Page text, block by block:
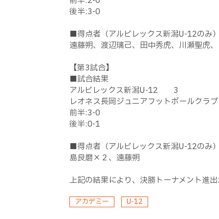
後半:3-0
■得点者（アルビレックス新潟U-12のみ）
遠藤朔、渡辺璃己、田中秀虎、川瀬聖虎
【第3試合】
■試合結果
アルビレックス新潟U-12 3
レオネス長岡ジュニアフットボールク
前半:3-0
後半:0-1
■得点者（アルビレックス新潟U-12のみ）
島良磨×２、遠藤朔
上記の結果により、決勝トーナメント進出
アカデミー U-12